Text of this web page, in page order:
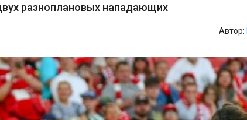
разноплановых нападающих
Автор: